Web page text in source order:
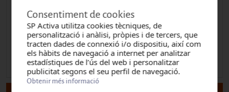
Durada: 2 h
Lloc: ONTINYENT
Ubicació: C/ Josep Melcior Gomis, Nº47 Baix, 46870, ONTINYENT
Inici:dilluns, setembre 14, 2026 - 08:00
Consentiment de cookies
SP Activa utilitza cookies tècniques, de
personalització i anàlisi, pròpies i de tercers, que
tracten dades de connexió i/o dispositiu, així com
els hàbits de navegació a internet per analitzar
estadístiques de l’ús del web i personalitzar
publicitat segons el seu perfil de navegació.
Obtenir més informació